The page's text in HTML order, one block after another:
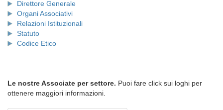
Direttore Generale
Organi Associativi
Relazioni Istituzionali
Statuto
Codice Etico
Le nostre Associate per settore. Puoi fare click sui loghi per
ottenere maggiori informazioni.